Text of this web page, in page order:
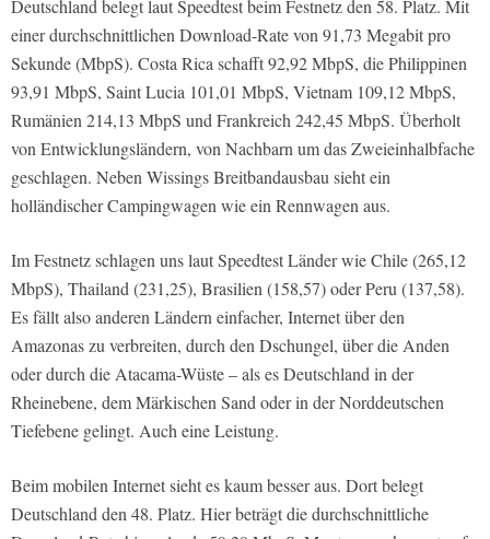
Deutschland belegt laut Speedtest beim Festnetz den 58. Platz. Mit
einer durchschnittlichen Download-Rate von 91,73 Megabit pro
Sekunde (MbpS). Costa Rica schafft 92,92 MbpS, die Philippinen
93,91 MbpS, Saint Lucia 101,01 MbpS, Vietnam 109,12 MbpS,
Rumänien 214,13 MbpS und Frankreich 242,45 MbpS. Überholt
von Entwicklungsländern, von Nachbarn um das Zweieinhalbfache
geschlagen. Neben Wissings Breitbandausbau sieht ein
holländischer Campingwagen wie ein Rennwagen aus.
Im Festnetz schlagen uns laut Speedtest Länder wie Chile (265,12
MbpS), Thailand (231,25), Brasilien (158,57) oder Peru (137,58).
Es fällt also anderen Ländern einfacher, Internet über den
Amazonas zu verbreiten, durch den Dschungel, über die Anden
oder durch die Atacama-Wüste – als es Deutschland in der
Rheinebene, dem Märkischen Sand oder in der Norddeutschen
Tiefebene gelingt. Auch eine Leistung.
Beim mobilen Internet sieht es kaum besser aus. Dort belegt
Deutschland den 48. Platz. Hier beträgt die durchschnittliche